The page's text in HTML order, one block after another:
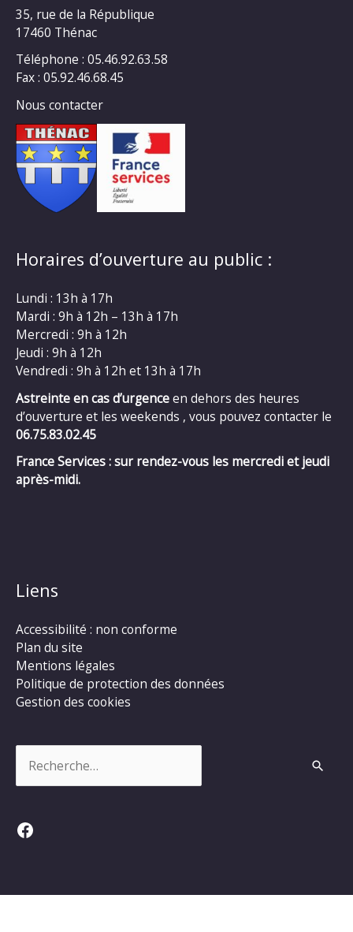
35, rue de la République
17460 Thénac
Téléphone : 05.46.92.63.58
Fax : 05.92.46.68.45
Nous contacter
Horaires d’ouverture au public :
Lundi : 13h à 17h
Mardi : 9h à 12h – 13h à 17h
Mercredi : 9h à 12h
Jeudi : 9h à 12h
Vendredi : 9h à 12h et 13h à 17h
Astreinte en cas d’urgenceen dehors des heures
d’ouverture et les weekends , vous pouvez contacter le
06.75.83.02.45
France Services : sur rendez-vous les mercredi et jeudi
après-midi.
Liens
Accessibilité : non conforme
Plan du site
Mentions légales
Politique de protection des données
Gestion des cookies
Facebook